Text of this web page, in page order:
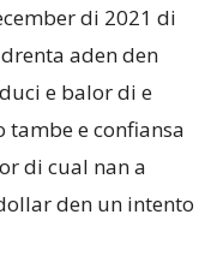
di 2021 di
aden den
e balor di e
tambe e confiansa
di cual nan a
den un intento